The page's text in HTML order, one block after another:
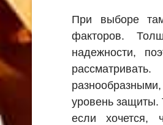
При выборе
факторов.
надежности,
уровень защиты.
если хочется,